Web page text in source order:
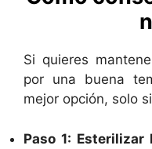
Si quieres
por una buena
mejor opción, solo
Paso 1: